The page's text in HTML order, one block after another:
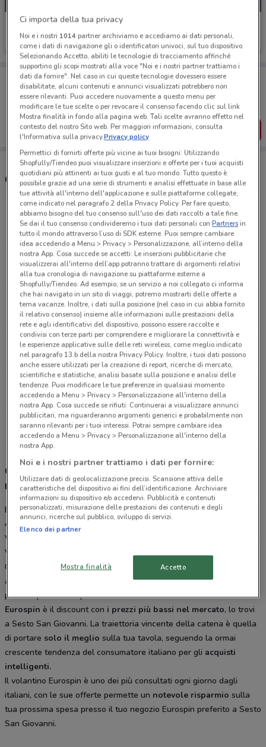
Eurospin
Scade domani 1.5 km
Porta DoveConviene sempre con te!
Puoi trovare le migliori offerte dei negozi vicino a te,
salvarle e creare la tua lista del risparmio, comodamente
dal tuo cellulare.
SCARICA L’APP
Orari e Negozi Eurospin
Via C. Marx, 495 Sesto San Giovanni
1.5 km
Viale Lombardia, 10 Cologno Monzese
2.8 km
APERTO
Viale Sarca Angolo Via Venosta Milano
3.8 km
APERTO
Viale Europa, 11 Brugherio
5.7 km
APERTO
Via Cassanese Segrate
5.9 km
Tutti i negozi Eurospin
Gli sconti del nuovo volantino Eurospin e i
negozi
Eurospin è presente in vari punti della città: lo trovi in Via C. Marx
495 Sesto San Giovanni, Viale Lombardia 10 Cologno Monzese,
Viale Sarca Angolo Via Venosta Milano, Viale Europa 11 Brugherio,
Via Cassanese Segrate, Via Litta Modignani 102 Milano, Via Zara 2
Cormano, Viale Gian Battista Stucchi Monza. Tutti i negozi sono
aperti tutti i giorni dal Lunedì alla Sabato e offrono i migliori
prodotti per la tua spesa.
Eurospin è il discount con i prezzi più bassi nel mercato, lo trovi
a Sesto San Giovanni. La traiettoria vincente della catena è quella
di portare solo il meglio sulla tua tavola, seguendo la ormai
crescente tendenza del consumatore italiano per gli acquisti
intelligenti.
Il volantino Eurospin è uno dei più consultati ogni giorno dagli
italiani, con le sue offerte permette un notevole risparmio sulla
tua prossima spesa presso il tuo negozio Eurospin preferito a Sesto
San Giovanni.
Ci importa della tua privacy
Noi e i nostri 1014partner archiviamo e accediamo ai dati personali,
come i dati di navigazione gli o identificatori univoci, sul tuo dispositivo.
Selezionando Accetto, abiliti le tecnologie di tracciamento affinché
supportino gli scopi mostrati alla voce "Noi e i nostri partner trattiamo i
dati da fornire". Nel caso in cui queste tecnologie dovessero essere
disabilitate, alcuni contenuti e annunci visualizzati potrebbero non
essere rilevanti. Puoi accedere nuovamente a questo menu per
modificare le tue scelte o per revocare il consenso facendo clic sul link
Mostra finalità in fondo alla pagina web. Tali scelte avranno effetto nel
contesto del nostro Sito web. Per maggiori informazioni, consulta
l'Informativa sulla privacy.Privacy policy
Permettici di fornirti offerte più vicine ai tuoi bisogni: Utilizzando
Shopfully/Tiendeo puoi visualizzare inserzioni e offerte per i tuoi acquisti
quotidiani più attinenti ai tuoi gusti e al tuo mondo. Tutto questo è
possibile grazie ad una serie di strumenti e analisi effettuate in base alle
tue attività all'interno dell'applicazione e sulle piattaforme collegate,
come indicato nel paragrafo 2 della Privacy Policy. Per fare questo,
abbiamo bisogno del tuo consenso sull'uso dei dati raccolti a tale fine.
Se dai il tuo consenso condivideremo i tuoi dati personali conPartnersin
tutto il mondo attraverso l’uso di SDK esterne. Puoi sempre cambiare
idea accedendo a Menu > Privacy > Personalizzazione, all’interno della
nostra App. Cosa succede se accetti: Le inserzioni pubblicitarie che
visualizzerai all'interno dell’app potranno trattare di argomenti relativi
alla tua cronologia di navigazione su piattaforme esterne a
Shopfully/Tiendeo. Ad esempio, se un servizio a noi collegato ci informa
che hai navigato in un sito di viaggi, potremo mostrarti delle offerte a
tema vacanze. Inoltre, i dati sulla posizione (nel caso in cui abbia fornito
il relativo consenso) insieme alle informazioni sulle prestazioni della
rete e agli identificativi del dispositivo, possono essere raccolte e
condivisi con terze parti per comprendere e migliorare la connettività e
le esperienze applicative sulle delle reti wireless, come meglio indicato
nel paragrafo 13.b della nostra Privacy Policy. Inoltre, i tuoi dati possono
anche essere utilizzati per la creazione di report, ricerche di mercato,
scientifiche e statistiche, analisi basate sulla posizione e analisi delle
tendenze. Puoi modificare le tue preferenze in qualsiasi momento
accedendo a Menu > Privacy > Personalizzazione all'interno della
nostra App. Cosa succede se rifiuti: Continuerai a visualizzare annunci
pubblicitari, ma riguarderanno argomenti generici e probabilmente non
saranno rilevanti per i tuoi interessi. Potrai sempre cambiare idea
accedendo a Menu > Privacy > Personalizzazione all'interno della
nostra App.
Noi e i nostri partner trattiamo i dati per fornire:
Utilizzare dati di geolocalizzazione precisi. Scansione attiva delle
caratteristiche del dispositivo ai fini dell’identificazione. Archiviare
informazioni su dispositivo e/o accedervi. Pubblicità e contenuti
personalizzati, misurazione delle prestazioni dei contenuti e degli
annunci, ricerche sul pubblico, sviluppo di servizi.
Elenco dei partner
Mostra finalità Accetto